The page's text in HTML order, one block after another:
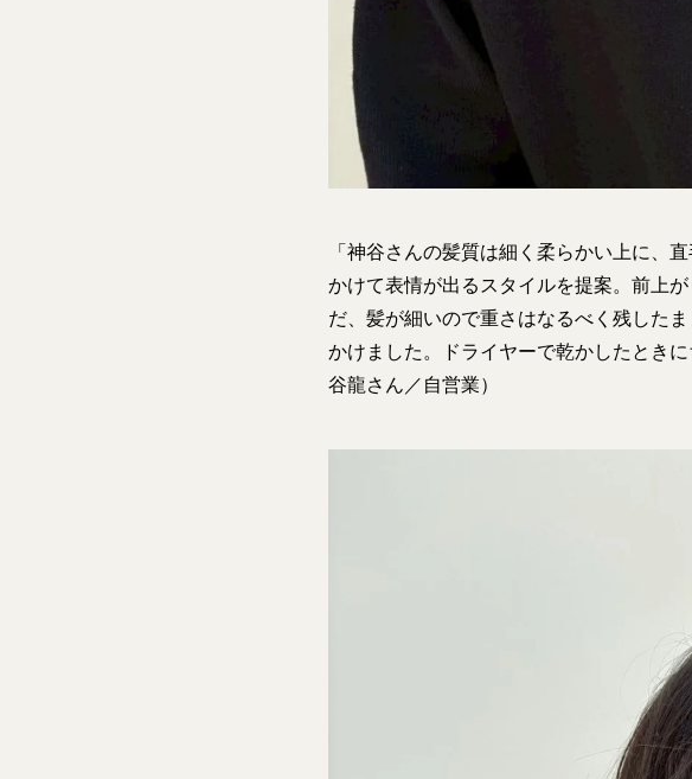
「神谷さんの髪質は細く柔らかい上に、
かけて表情が出るスタイルを提案。前上
だ、髪が細いので重さはなるべく残した
かけました。ドライヤーで乾かしたとき
谷龍さん／自営業）